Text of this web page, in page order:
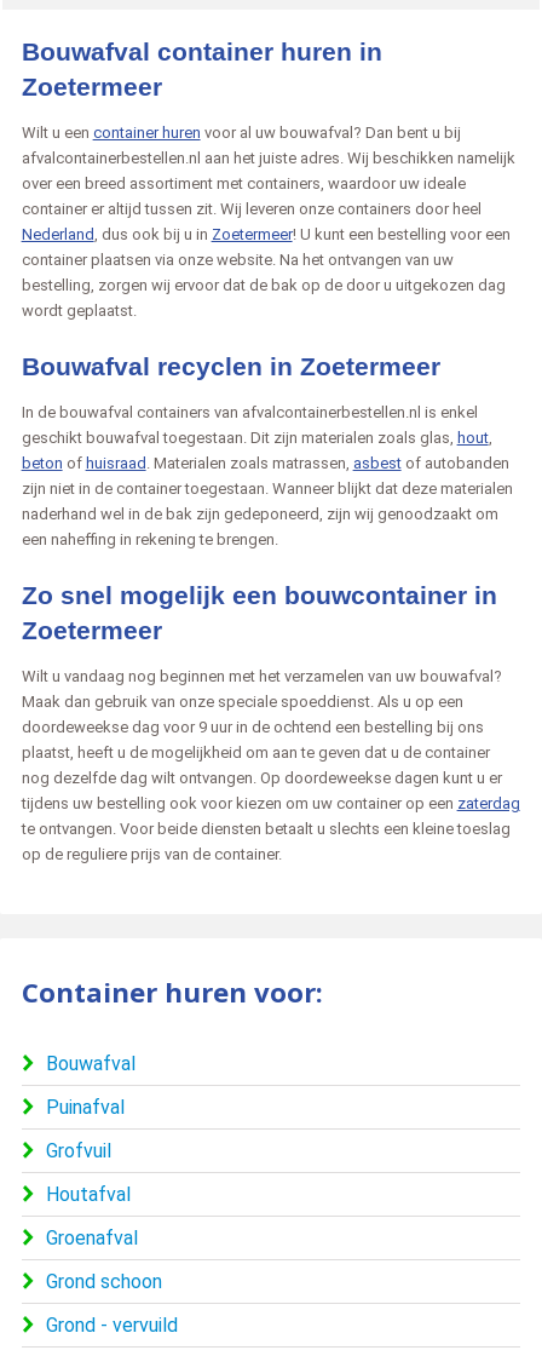
Bouwafval container huren in
Zoetermeer
Wilt u een container huren voor al uw bouwafval? Dan bent u bij
afvalcontainerbestellen.nl aan het juiste adres. Wij beschikken namelijk
over een breed assortiment met containers, waardoor uw ideale
container er altijd tussen zit. Wij leveren onze containers door heel
Nederland , dus ook bij u in Zoetermeer! U kunt een bestelling voor een
container plaatsen via onze website. Na het ontvangen van uw
bestelling, zorgen wij ervoor dat de bak op de door u uitgekozen dag
wordt geplaatst.
Bouwafval recyclen in Zoetermeer
In de bouwafval containers van afvalcontainerbestellen.nl is enkel
geschikt bouwafval toegestaan. Dit zijn materialen zoals glas, hout,
beton of huisraad . Materialen zoals matrassen, asbestof autobanden
zijn niet in de container toegestaan. Wanneer blijkt dat deze materialen
naderhand wel in de bak zijn gedeponeerd, zijn wij genoodzaakt om
een naheffing in rekening te brengen.
Zo snel mogelijk een bouwcontainer in
Zoetermeer
Wilt u vandaag nog beginnen met het verzamelen van uw bouwafval?
Maak dan gebruik van onze speciale spoeddienst. Als u op een
doordeweekse dag voor 9 uur in de ochtend een bestelling bij ons
plaatst, heeft u de mogelijkheid om aan te geven dat u de container
nog dezelfde dag wilt ontvangen. Op doordeweekse dagen kunt u er
tijdens uw bestelling ook voor kiezen om uw container op een zaterdag
te ontvangen. Voor beide diensten betaalt u slechts een kleine toeslag
op de reguliere prijs van de container.
Container huren voor:
Bouwafval
Puinafval
Grofvuil
Houtafval
Groenafval
Grond schoon
Grond - vervuild